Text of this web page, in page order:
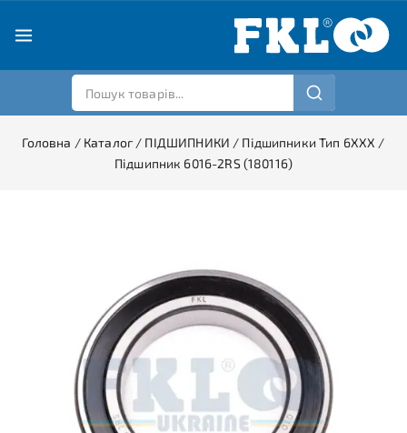
Головна / Каталог / ПІДШИПНИКИ / Підшипники Тип 6XXX /
Підшипник 6016-2RS (180116)